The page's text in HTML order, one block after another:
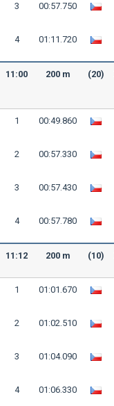
3 00:57.750
4 01:11.720
11:00 200 m (20)
1 00:49.860
2 00:57.330
3 00:57.430
4 00:57.780
11:12 200 m (10)
1 01:01.670
2 01:02.510
3 01:04.090
4 01:06.330